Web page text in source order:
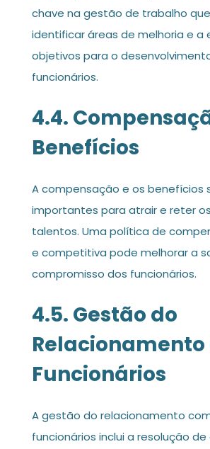
chave na gestão de trabalho
identificar áreas de melhoria e a
objetivos para o
funcionários.
4.4.
Benefícios
A compensação e os benefícios
importantes para atrair e reter
talentos. Uma política de
e competitiva pode melhorar a
compromisso dos funcionários.
4.5. Gestão do
Relacionamento
Funcionários
A gestão do relacionamento
funcionários inclui a resolução